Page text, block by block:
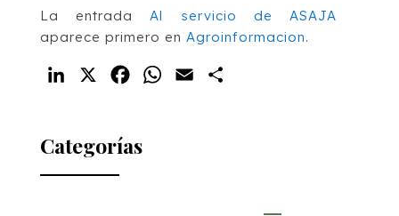
La entrada Al servicio de ASAJA
aparece primero en Agroinformacion.
LinkedIn FacebookWhatsApp
Email
Categorías